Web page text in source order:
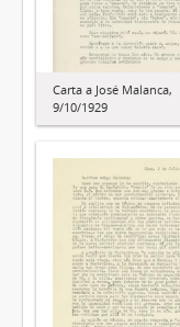
Carta a José Malanca,
9/10/1929